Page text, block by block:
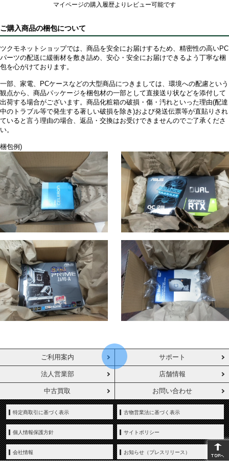
マイページの購入履歴よりレビュー可能です
ご購入商品の梱包について
ツクモネットショップでは、商品を安全にお届けするため、精密性の高いPC
パーツの配送に緩衝材を敷き詰め、安心・安全にお届けできるよう丁寧な梱
包を心がけております。
一部、家電、PCケースなどの大型商品につきましては、環境への配慮という
観点から、商品パッケージを梱包材の一部として直接送り状などを添付して
出荷する場合がございます。商品化粧箱の破損・傷・汚れといった理由(配達
中のトラブル等で発生する著しい破損を除き)および発送伝票等が直貼りされ
ていると言う理由の場合、返品・交換はお受けできませんのでご了承くださ
い。
梱包例)
ご利用案内 サポート
法人営業部 店舗情報
中古買取 お問い合わせ
特定商取引に基づく表示 古物営業法に基づく表示
個人情報保護方針 サイトポリシー
会社情報 お知らせ（プレスリリース）